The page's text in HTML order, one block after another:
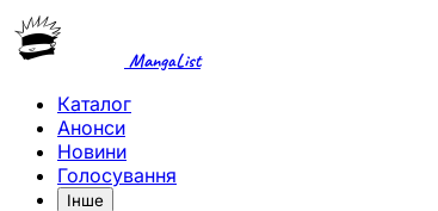
MangaList
Каталог
Анонси
Новини
Голосування
Інше